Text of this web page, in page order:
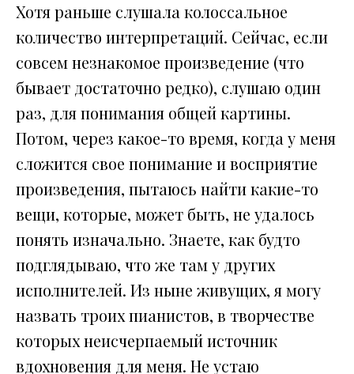
Хотя раньше слушала колоссальное
количество интерпретаций. Сейчас, если
совсем незнакомое произведение (что
бывает достаточно редко), слушаю один
раз, для понимания общей картины.
Потом, через какое-то время, когда у меня
сложится свое понимание и восприятие
произведения, пытаюсь найти какие-то
вещи, которые, может быть, не удалось
понять изначально. Знаете, как будто
подглядываю, что же там у других
исполнителей. Из ныне живущих, я могу
назвать троих пианистов, в творчестве
которых неисчерпаемый источник
вдохновения для меня. Не устаю